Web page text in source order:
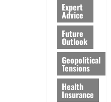
Expert
Advice
Future
Outlook
Geopolitical
Tensions
Health
Insurance